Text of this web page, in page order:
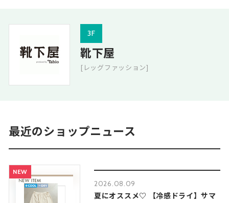
3F
靴下屋
[レッグファッション]
最近のショップニュース
NEW
2026.08.09
夏にオススメ♡ 【冷感ドライ】サマ